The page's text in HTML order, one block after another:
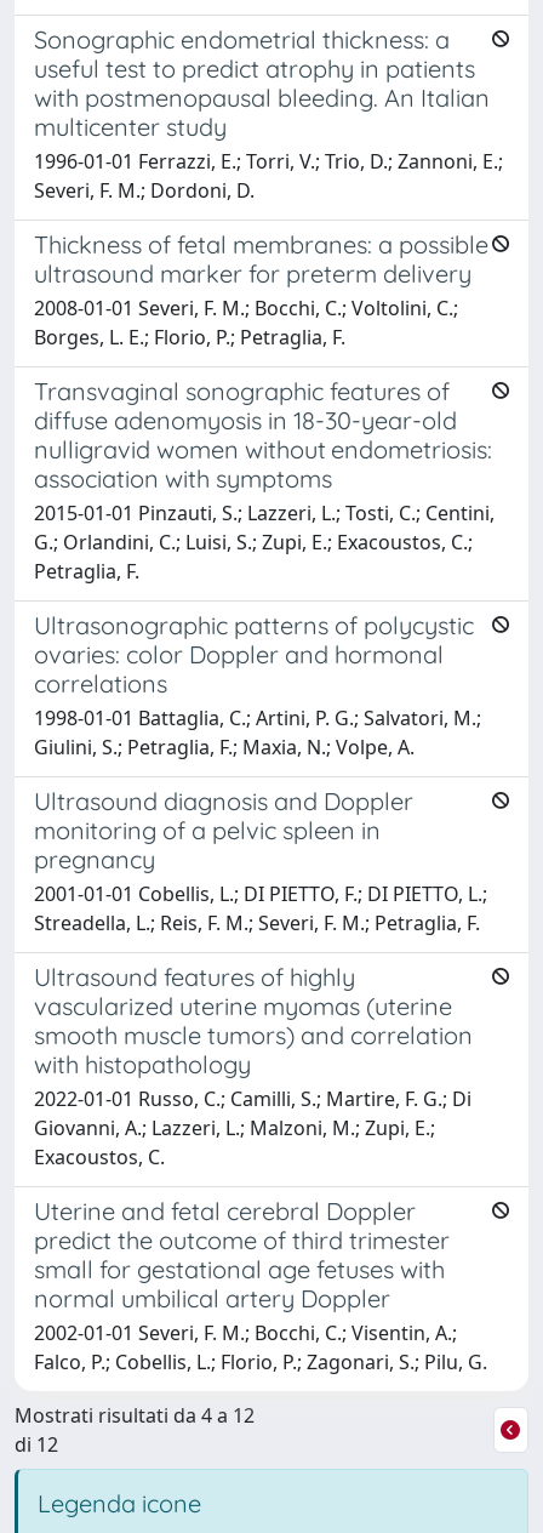
Sonographic endometrial thickness: a
useful test to predict atrophy in patients
with postmenopausal bleeding. An Italian
multicenter study
1996-01-01 Ferrazzi, E.; Torri, V.; Trio, D.; Zannoni, E.;
Severi, F. M.; Dordoni, D.
Thickness of fetal membranes: a possible
ultrasound marker for preterm delivery
2008-01-01 Severi, F. M.; Bocchi, C.; Voltolini, C.;
Borges, L. E.; Florio, P.; Petraglia, F.
Transvaginal sonographic features of
diffuse adenomyosis in 18-30-year-old
nulligravid women without endometriosis:
association with symptoms
2015-01-01 Pinzauti, S.; Lazzeri, L.; Tosti, C.; Centini,
G.; Orlandini, C.; Luisi, S.; Zupi, E.; Exacoustos, C.;
Petraglia, F.
Ultrasonographic patterns of polycystic
ovaries: color Doppler and hormonal
correlations
1998-01-01 Battaglia, C.; Artini, P. G.; Salvatori, M.;
Giulini, S.; Petraglia, F.; Maxia, N.; Volpe, A.
Ultrasound diagnosis and Doppler
monitoring of a pelvic spleen in
pregnancy
2001-01-01 Cobellis, L.; DI PIETTO, F.; DI PIETTO, L.;
Streadella, L.; Reis, F. M.; Severi, F. M.; Petraglia, F.
Ultrasound features of highly
vascularized uterine myomas (uterine
smooth muscle tumors) and correlation
with histopathology
2022-01-01 Russo, C.; Camilli, S.; Martire, F. G.; Di
Giovanni, A.; Lazzeri, L.; Malzoni, M.; Zupi, E.;
Exacoustos, C.
Uterine and fetal cerebral Doppler
predict the outcome of third trimester
small for gestational age fetuses with
normal umbilical artery Doppler
2002-01-01 Severi, F. M.; Bocchi, C.; Visentin, A.;
Falco, P.; Cobellis, L.; Florio, P.; Zagonari, S.; Pilu, G.
Mostrati risultati da 4 a 12
di 12
Legenda icone